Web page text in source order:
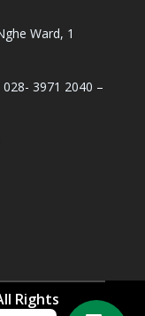
Ward, 1
3971 2040 –
Rights